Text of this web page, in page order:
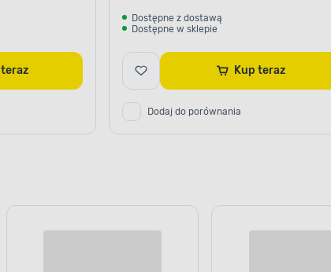
Kup teraz
Dostępne z dostawą
Dostępne w sklepie
Kup teraz
Dodaj do porównania